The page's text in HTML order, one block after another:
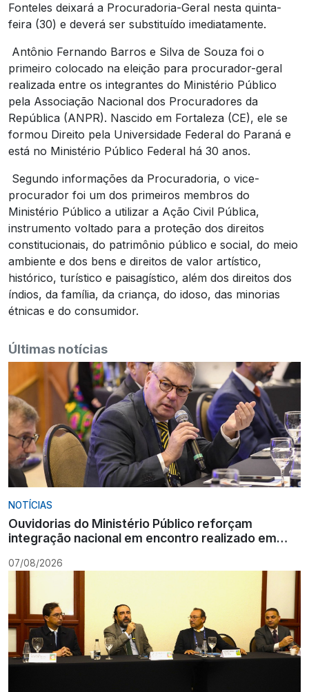
Fonteles deixará a Procuradoria-Geral nesta quinta-
feira (30) e deverá ser substituído imediatamente.
Antônio Fernando Barros e Silva de Souza foi o
primeiro colocado na eleição para procurador-geral
realizada entre os integrantes do Ministério Público
pela Associação Nacional dos Procuradores da
República (ANPR). Nascido em Fortaleza (CE), ele se
formou Direito pela Universidade Federal do Paraná e
está no Ministério Público Federal há 30 anos.
Segundo informações da Procuradoria, o vice-
procurador foi um dos primeiros membros do
Ministério Público a utilizar a Ação Civil Pública,
instrumento voltado para a proteção dos direitos
constitucionais, do patrimônio público e social, do meio
ambiente e dos bens e direitos de valor artístico,
histórico, turístico e paisagístico, além dos direitos dos
índios, da família, da criança, do idoso, das minorias
étnicas e do consumidor.
Últimas notícias
NOTÍCIAS
Ouvidorias do Ministério Público reforçam
integração nacional em encontro realizado em
07/08/2026